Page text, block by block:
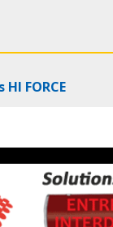
FORCE
avec